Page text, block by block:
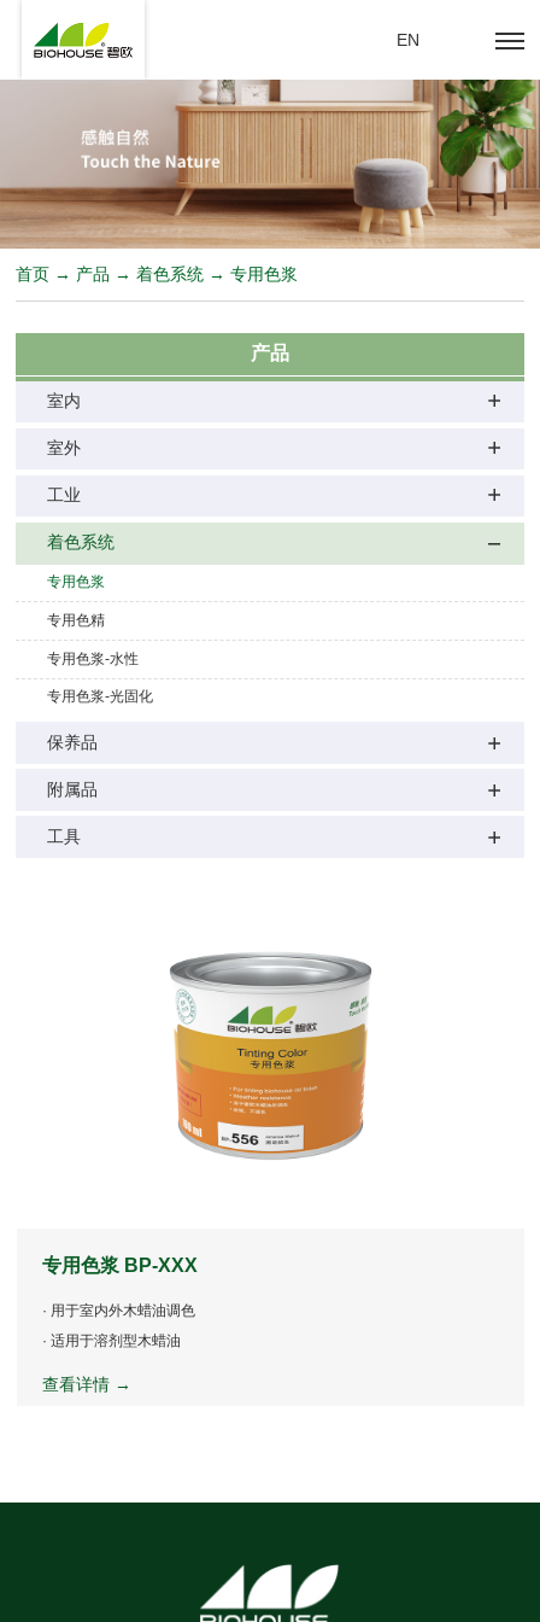
EN
首页 → 产品 → 着色系统 → 专用色浆
产品
室内
室外
工业
着色系统
专用色浆
专用色精
专用色浆-水性
专用色浆-光固化
保养品
附属品
工具
专用色浆 BP-XXX
· 用于室内外木蜡油调色
· 适用于溶剂型木蜡油
查看详情 →